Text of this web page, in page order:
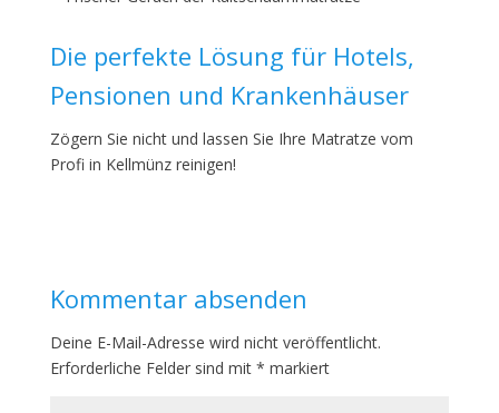
Die perfekte Lösung für Hotels,
Pensionen und Krankenhäuser
Zögern Sie nicht und lassen Sie Ihre Matratze vom
Profi in Kellmünz reinigen!
Kommentar absenden
Deine E-Mail-Adresse wird nicht veröffentlicht.
Erforderliche Felder sind mit * markiert